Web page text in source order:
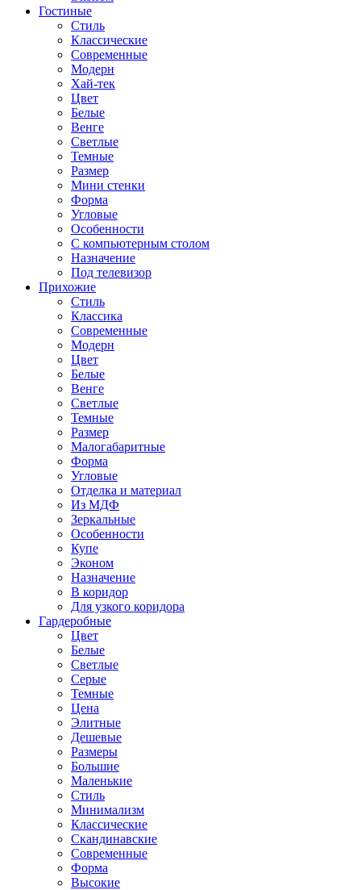
Гостиные
Стиль
Классические
Современные
Модерн
Хай-тек
Цвет
Белые
Венге
Светлые
Темные
Размер
Мини стенки
Форма
Угловые
Особенности
С компьютерным столом
Назначение
Под телевизор
Прихожие
Стиль
Классика
Современные
Модерн
Цвет
Белые
Венге
Светлые
Темные
Размер
Малогабаритные
Форма
Угловые
Отделка и материал
Из МДФ
Зеркальные
Особенности
Купе
Эконом
Назначение
В коридор
Для узкого коридора
Гардеробные
Цвет
Белые
Светлые
Серые
Темные
Цена
Элитные
Дешевые
Размеры
Большие
Маленькие
Стиль
Минимализм
Классические
Скандинавские
Современные
Форма
Высокие